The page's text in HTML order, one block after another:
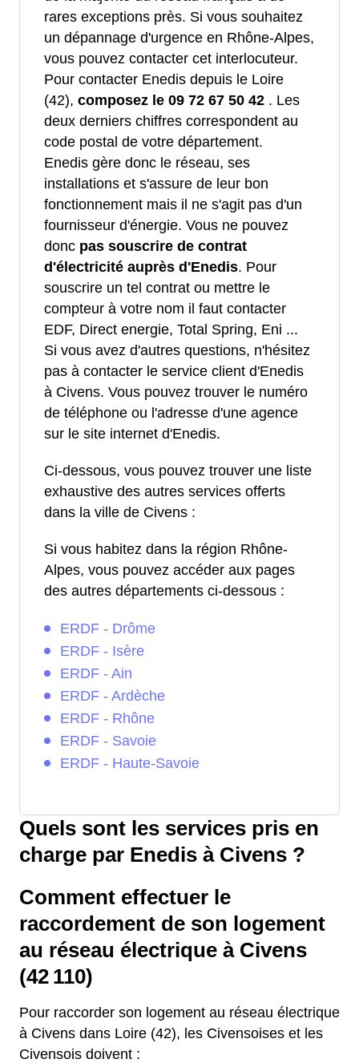
rares exceptions près. Si vous souhaitez
un dépannage d'urgence en Rhône-Alpes,
vous pouvez contacter cet interlocuteur.
Pour contacter Enedis depuis le Loire
(42), composez le 09 72 67 50 42 . Les
deux derniers chiffres correspondent au
code postal de votre département.
Enedis gère donc le réseau, ses
installations et s'assure de leur bon
fonctionnement mais il ne s'agit pas d'un
fournisseur d'énergie. Vous ne pouvez
donc pas souscrire de contrat
d'électricité auprès d'Enedis. Pour
souscrire un tel contrat ou mettre le
compteur à votre nom il faut contacter
EDF, Direct energie, Total Spring, Eni ...
Si vous avez d'autres questions, n'hésitez
pas à contacter le service client d'Enedis
à Civens. Vous pouvez trouver le numéro
de téléphone ou l'adresse d'une agence
sur le site internet d'Enedis.
Ci-dessous, vous pouvez trouver une liste
exhaustive des autres services offerts
dans la ville de Civens :
Si vous habitez dans la région Rhône-
Alpes, vous pouvez accéder aux pages
des autres départements ci-dessous :
ERDF - Drôme
ERDF - Isère
ERDF - Ain
ERDF - Ardèche
ERDF - Rhône
ERDF - Savoie
ERDF - Haute-Savoie
Quels sont les services pris en
charge par Enedis à Civens ?
Comment effectuer le
raccordement de son logement
au réseau électrique à Civens
(42 110)
Pour raccorder son logement au réseau électrique
à Civens dans Loire (42), les Civensoises et les
Civensois doivent :